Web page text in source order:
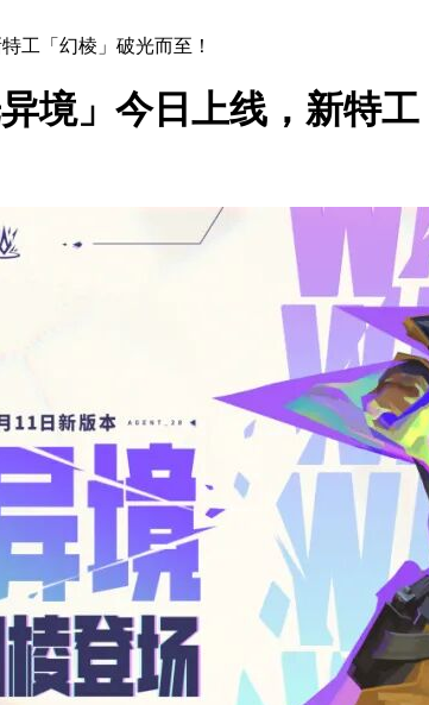
工「幻棱」破光而至！
境」今日上线，新特工